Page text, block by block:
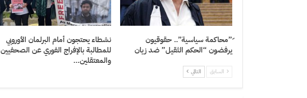
ّ”محاكمة سياسية”.. حقوقيون
يرفضون “الحكم الثقيل” ضد زيان
نشطاء يحتجون أمام البرلمان الأوروبي
للمطالبة بالإفراج الفوري عن الصحفيين
والمعتقلين…
السابق التالي